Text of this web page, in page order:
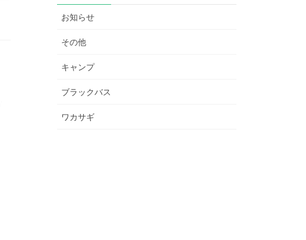
お知らせ
その他
キャンプ
ブラックバス
ワカサギ